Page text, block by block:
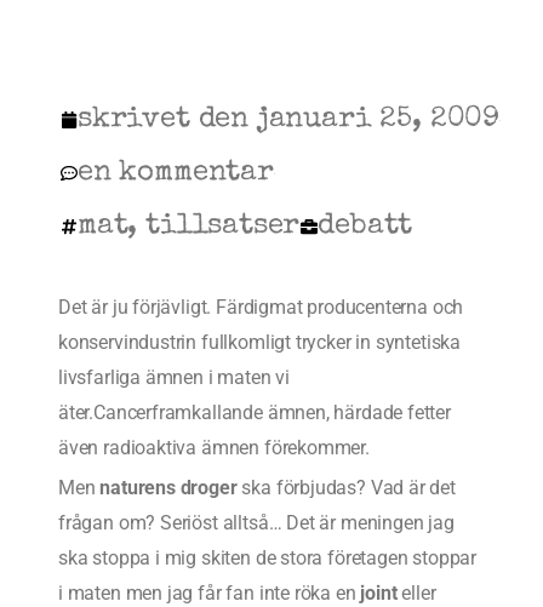
skrivet denjanuari 25, 2009
en kommentar
mat,tillsatser debatt
Det är ju förjävligt. Färdigmat producenterna och
konservindustrin fullkomligt trycker in syntetiska
livsfarliga ämnen i maten vi
äter.Cancerframkallande ämnen, härdade fetter
även radioaktiva ämnen förekommer.
Mennaturens drogerska förbjudas? Vad är det
frågan om? Seriöst alltså… Det är meningen jag
ska stoppa i mig skiten de stora företagen stoppar
i maten men jag får fan inte röka en jointeller